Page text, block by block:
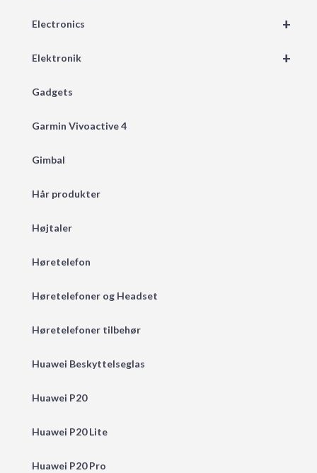
+
Electronics
+
Elektronik
Gadgets
Garmin Vivoactive 4
Gimbal
Hår produkter
Højtaler
Høretelefon
Høretelefoner og Headset
Høretelefoner tilbehør
Huawei Beskyttelseglas
Huawei P20
Huawei P20 Lite
Huawei P20 Pro